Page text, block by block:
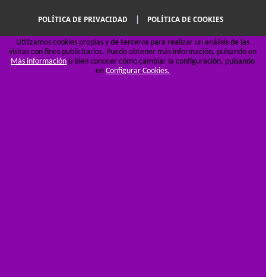
POLÍTICA DE PRIVACIDAD POLÍTICA DE COOKIES
Utilizamos cookies propias y de terceros para realizar un análisis de las
visitas con fines publicitarios. Puede obtener más información, pulsando en
Más información o bien conocer cómo cambiar la configuración, pulsando
enConfigurar Cookies.